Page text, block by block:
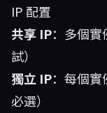
IP 配置
共享 IP：多個
試）
獨立 IP：每個
必選）